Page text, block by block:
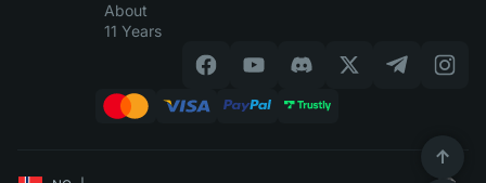
About
11 Years